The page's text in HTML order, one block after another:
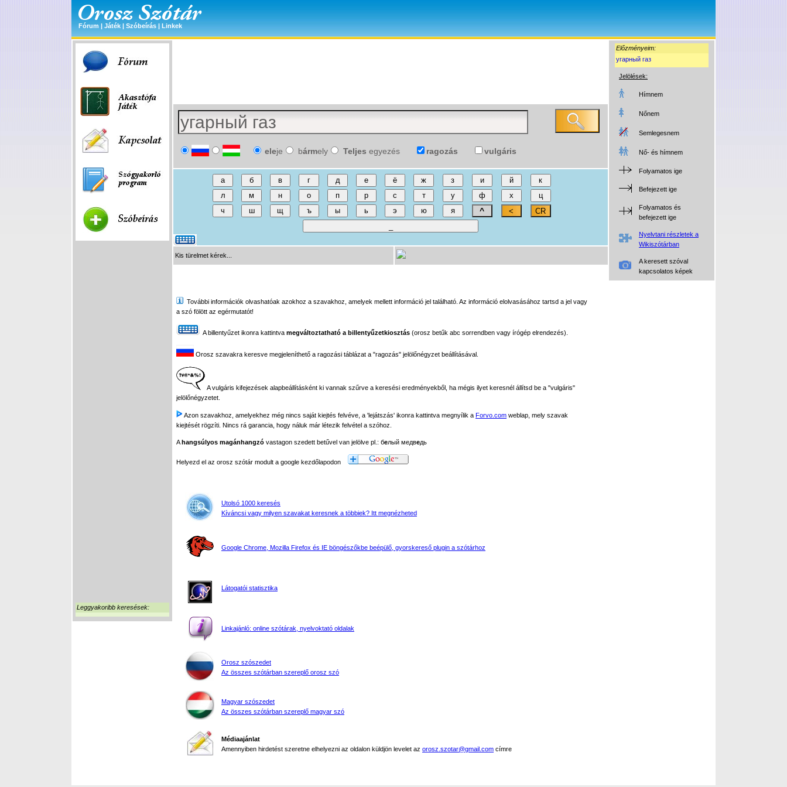
Fórum | Játék | Szóbeírás | Linkek
Előzményeim:
угарный газ
Jelölések:
Hímnem
Nőnem
Semlegesnem
Nő- és hímnem
Folyamatos ige
Befejezett ige
Folyamatos és
befejezett ige
Nyelvtani részletek a
Wikiszótárban
A keresett szóval
kapcsolatos képek
Leggyakoribb keresések:
eleje bármely Teljes egyezés ragozás vulgáris
Kis türelmet kérek...
További információk olvashatóak azokhoz a szavakhoz, amelyek mellett információ jel található. Az információ elolvasásához tartsd a jel vagy
a szó fölött az egérmutatót!
A billentyűzet ikonra kattintva megváltoztatható a billentyűzetkiosztás (orosz betűk abc sorrendben vagy írógép elrendezés).
Orosz szavakra keresve megjeleníthető a ragozási táblázat a "ragozás" jelölőnégyzet beállításával.
A vulgáris kifejezések alapbeállításként ki vannak szűrve a keresési eredményekből, ha mégis ilyet keresnél állítsd be a "vulgáris"
jelölőnégyzetet.
Azon szavakhoz, amelyekhez még nincs saját kiejtés felvéve, a 'lejátszás' ikonra kattintva megnyílik a Forvo.com weblap, mely szavak
kiejtését rögzíti. Nincs rá garancia, hogy náluk már létezik felvétel a szóhoz.
Ahangsúlyos magánhangzó vastagon szedett betűvel van jelölve pl.: белый медведь
Helyezd el az orosz szótár modult a google kezdőlapodon
Utolsó 1000 keresés
Kíváncsi vagy milyen szavakat keresnek a többiek? Itt megnézheted
Google Chrome, Mozilla Firefox és IE böngészőkbe beépülő, gyorskereső plugin a szótárhoz
Látogatói statisztika
Linkajánló: online szótárak, nyelvoktató oldalak
Orosz szószedet
Az összes szótárban szereplő orosz szó
Magyar szószedet
Az összes szótárban szereplő magyar szó
Médiaajánlat
Amennyiben hirdetést szeretne elhelyezni az oldalon küldjön levelet az orosz.szotar@gmail.com címre